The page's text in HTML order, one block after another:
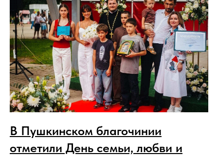
В Пушкинском благочинии
отметили День семьи, любви и